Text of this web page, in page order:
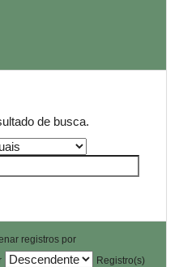
de busca.
registros por
Registro(s)